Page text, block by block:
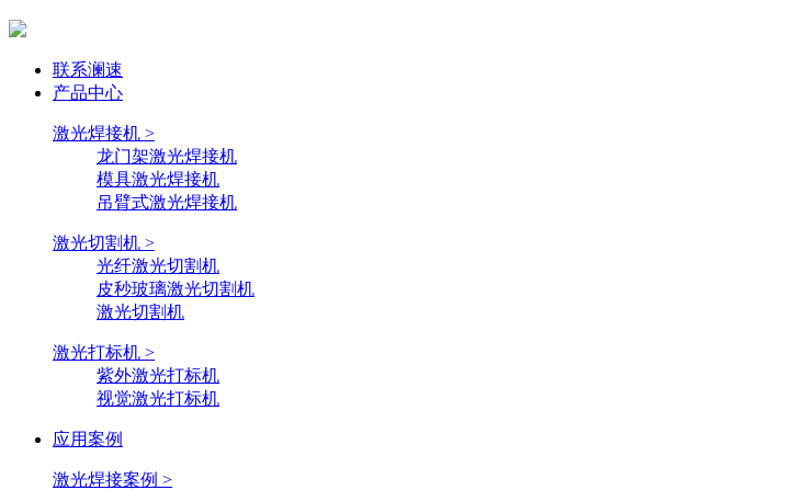
联系澜速
产品中心
激光焊接机 >
龙门架激光焊接机
模具激光焊接机
吊臂式激光焊接机
激光切割机 >
光纤激光切割机
皮秒玻璃激光切割机
激光切割机
激光打标机 >
紫外激光打标机
视觉激光打标机
应用案例
激光焊接案例 >